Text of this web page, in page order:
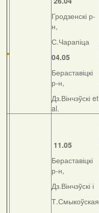
Гродзенскі р-
н,
С.Чарапіца
04.05
Бераставіцкі
р-н,
Дз.Вінчэўскі et
al.
11.05
Бераставіцкі
р-н,
Дз.Вінчэўскі і
Т.Смыкоўская